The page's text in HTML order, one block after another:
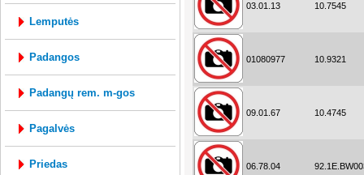
lemputės
padangos
padangų rem. m-gos
pagalvės
priedas
03.01.13 10.7545
01080977 10.9321
09.01.67 10.4745
06.78.04